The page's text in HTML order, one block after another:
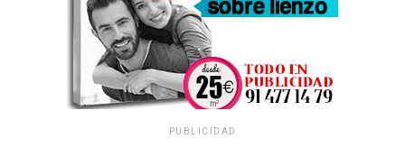
PUBLICIDAD